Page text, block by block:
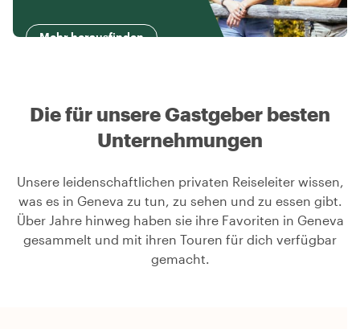
Mehr herausfinden
Die für unsere Gastgeber besten
Unternehmungen
Unsere leidenschaftlichen privaten Reiseleiter wissen,
was es in Geneva zu tun, zu sehen und zu essen gibt.
Über Jahre hinweg haben sie ihre Favoriten in Geneva
gesammelt und mit ihren Touren für dich verfügbar
gemacht.